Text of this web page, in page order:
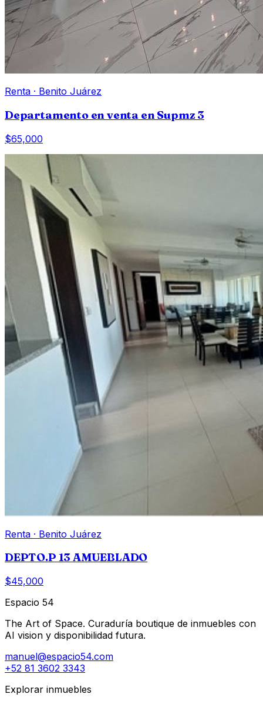
Renta · Benito Juárez
Departamento en venta en Supmz 3
$65,000
Renta · Benito Juárez
DEPTO.P 13 AMUEBLADO
$45,000
Espacio 54
The Art of Space. Curaduría boutique de inmuebles con
AI vision y disponibilidad futura.
manuel@espacio54.com
+52 81 3602 3343
Explorar inmuebles